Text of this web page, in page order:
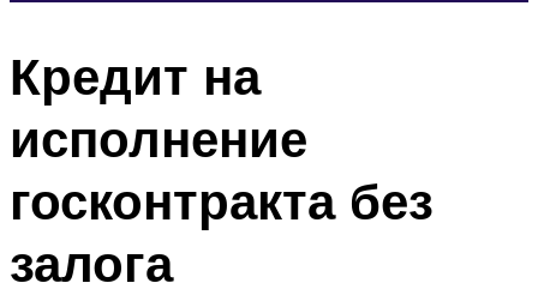
Кредит на
исполнение
госконтракта без
залога